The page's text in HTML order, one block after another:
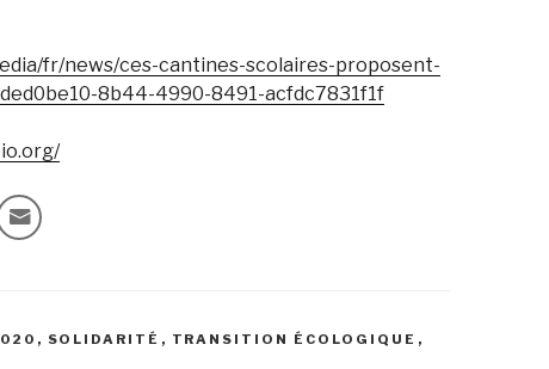
fr/news/ces-cantines-scolaires-proposent-
8b44-4990-8491-acfdc7831f1f
, SOLIDARITÉ , TRANSITION ÉCOLOGIQUE ,